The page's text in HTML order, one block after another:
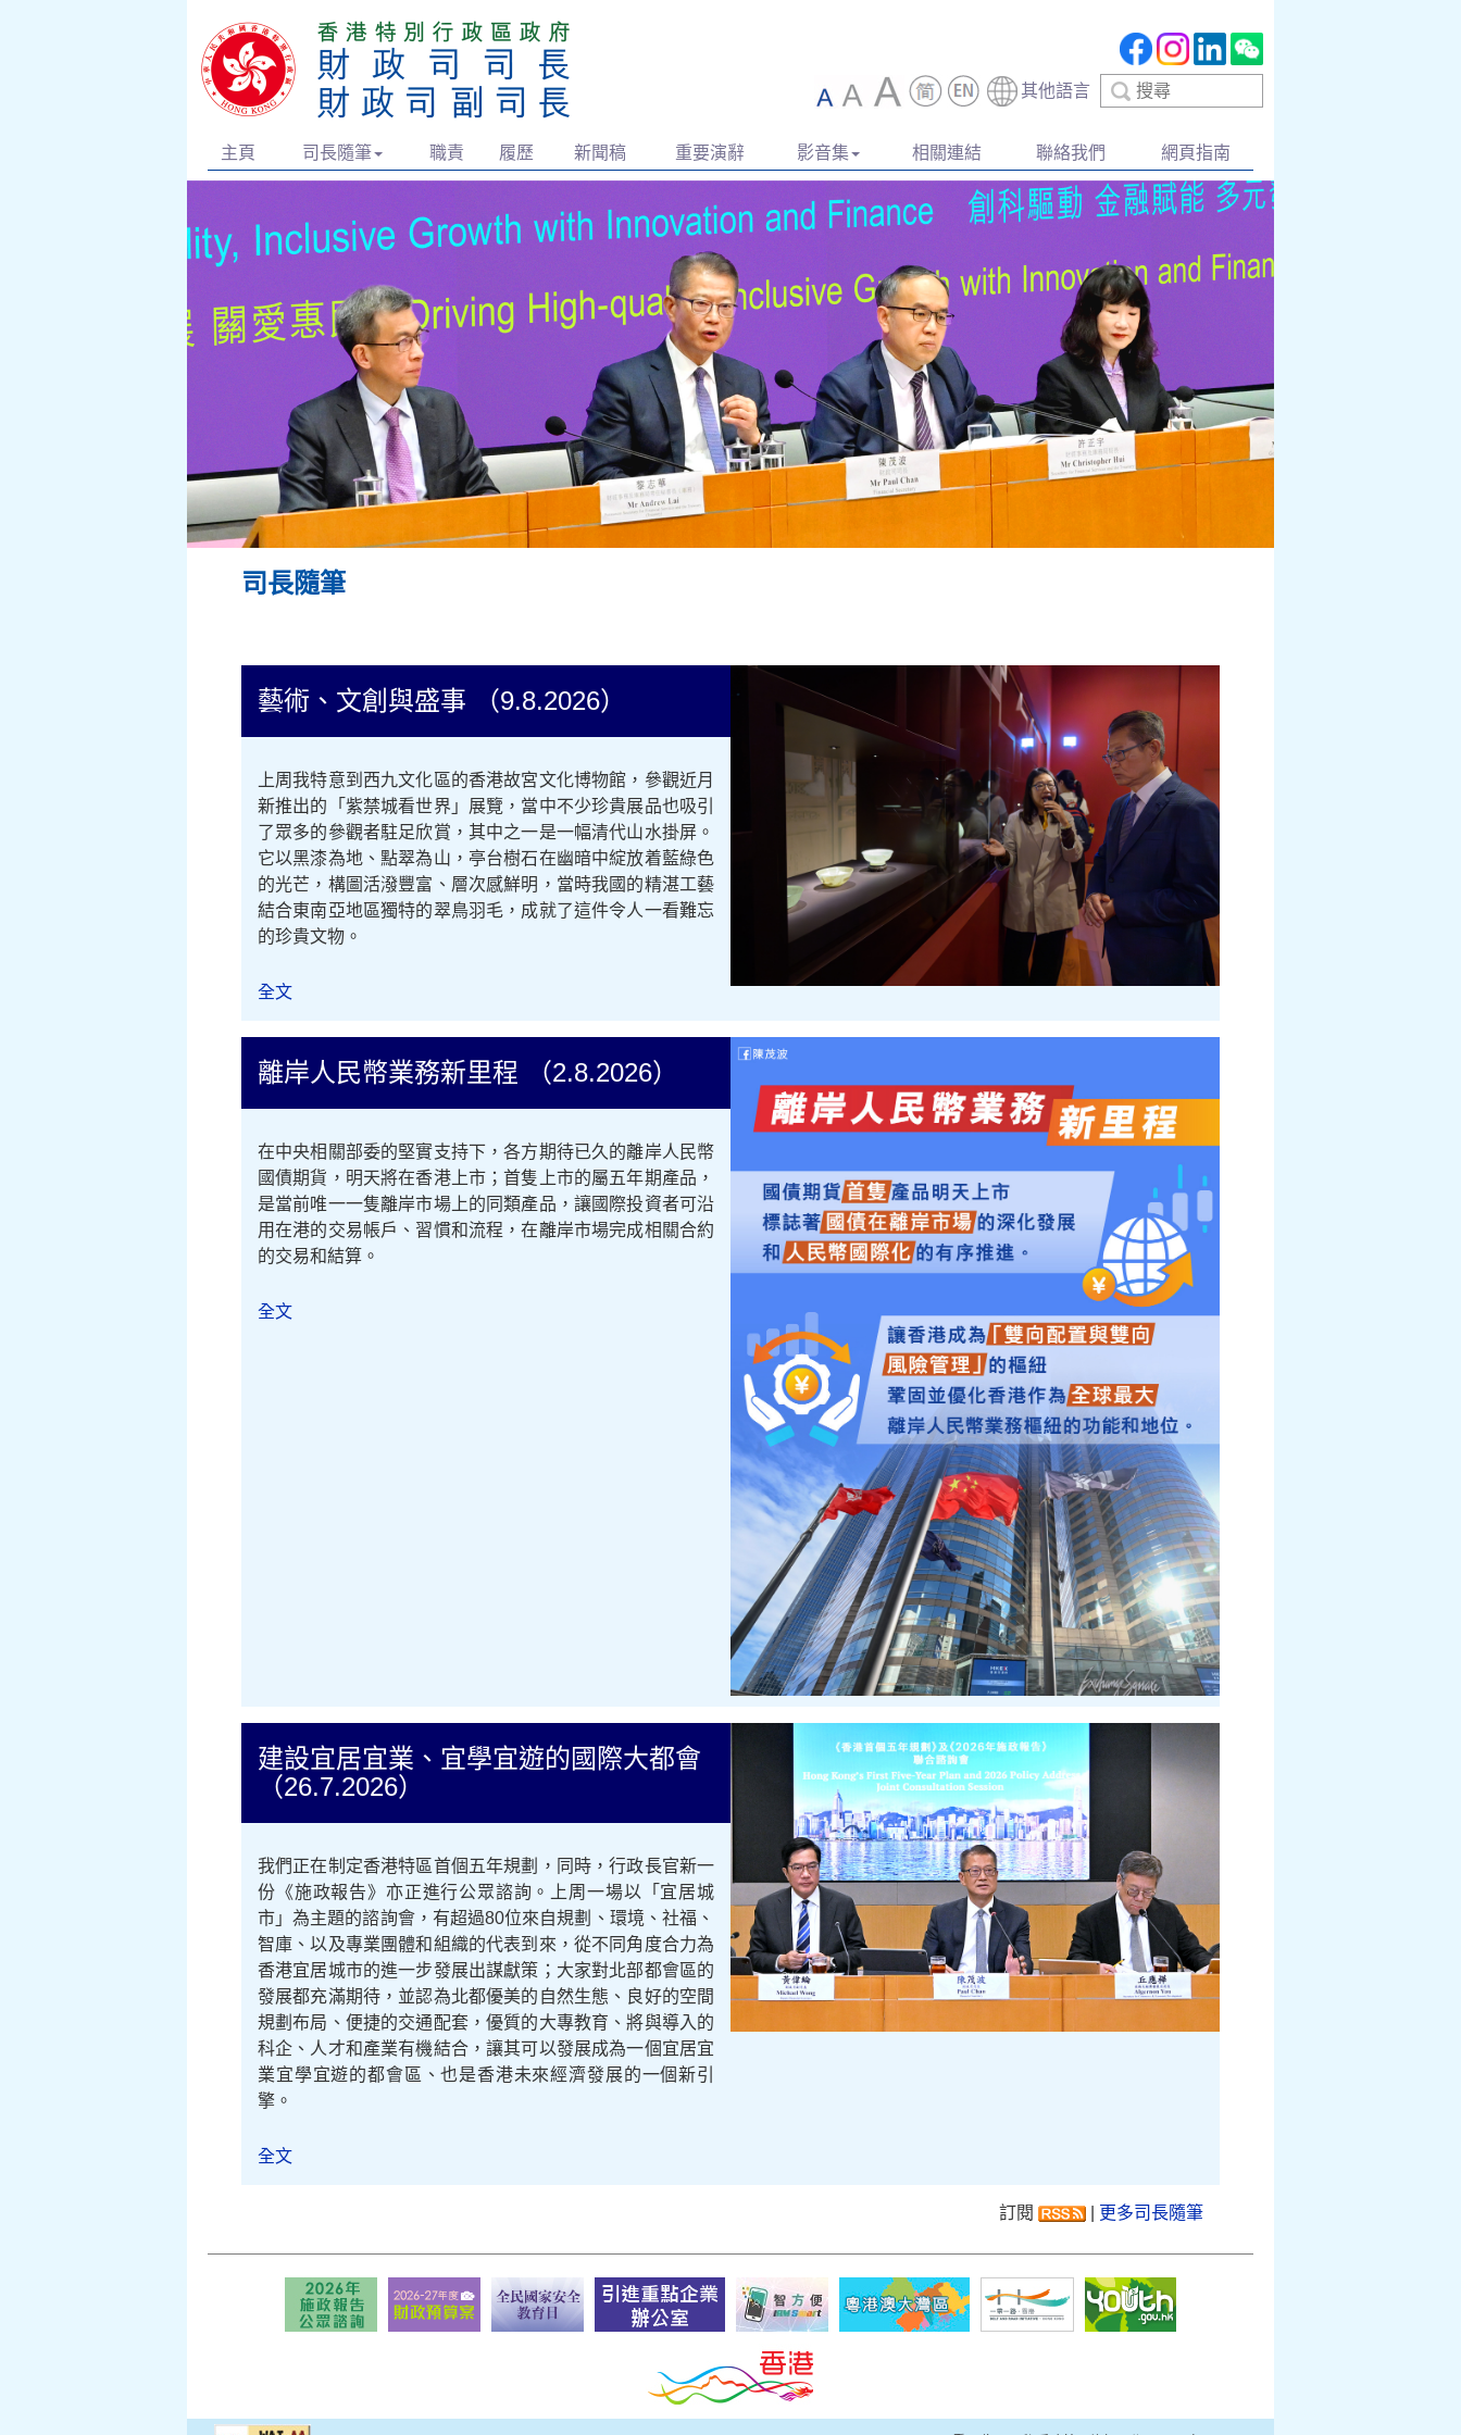
其他語言
尋
主頁 司長隨筆 職責 履歷 新聞稿 重要演辭 影音集 相關連結 聯絡我們 網頁指南
司長隨筆
藝術、文創與盛事 （9.8.2026）
上周我特意到西九文化區的香港故宮文化博物館，參觀近月
新推出的「紫禁城看世界」展覽，當中不少珍貴展品也吸引
了眾多的參觀者駐足欣賞，其中之一是一幅清代山水掛屏。
它以黑漆為地、點翠為山，亭台樹石在幽暗中綻放着藍綠色
的光芒，構圖活潑豐富、層次感鮮明，當時我國的精湛工藝
結合東南亞地區獨特的翠鳥羽毛，成就了這件令人一看難忘
的珍貴文物。
全文
離岸人民幣業務新里程 （2.8.2026）
在中央相關部委的堅實支持下，各方期待已久的離岸人民幣
國債期貨，明天將在香港上市；首隻上市的屬五年期產品，
是當前唯一一隻離岸市場上的同類產品，讓國際投資者可沿
用在港的交易帳戶、習慣和流程，在離岸市場完成相關合約
的交易和結算。
全文
建設宜居宜業、宜學宜遊的國際大都會
（26.7.2026）
我們正在制定香港特區首個五年規劃，同時，行政長官新一
份《施政報告》亦正進行公眾諮詢。上周一場以「宜居城
市」為主題的諮詢會，有超過80位來自規劃、環境、社福、
智庫、以及專業團體和組織的代表到來，從不同角度合力為
香港宜居城市的進一步發展出謀獻策；大家對北部都會區的
發展都充滿期待，並認為北都優美的自然生態、良好的空間
規劃布局、便捷的交通配套，優質的大專教育、將與導入的
科企、人才和產業有機結合，讓其可以發展成為一個宜居宜
業宜學宜遊的都會區、也是香港未來經濟發展的一個新引
擎。
全文
訂閱 更多司長隨筆